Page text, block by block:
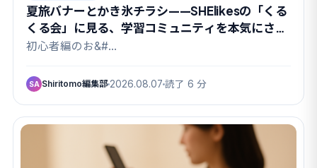
夏旅バナーとかき氷チラシ——SHElikesの「くる
くる会」に見る、学習コミュニティを本気にさせ
る課題設計
初心者編のお&#…
SA Shiritomo編集部 2026.08.07 読了 6 分